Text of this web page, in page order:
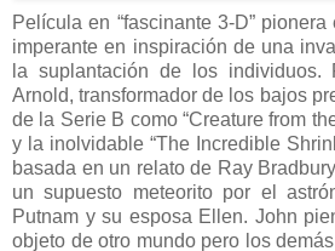
Película en “fascinante 3-D”
imperante en inspiración de una
la suplantación de los individuos.
Arnold, transformador de los bajos
de la Serie B como “Creature from
y la inolvidable “The Incredible
basada en un relato de Ray
un supuesto meteorito por el
Putnam y su esposa Ellen. John
objeto de otro mundo pero los